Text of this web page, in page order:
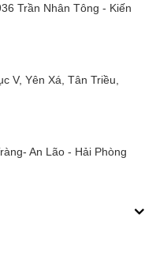
Trần Nhân Tông - Kiến
V, Yên Xá, Tân Triều,
An Lão - Hải Phòng